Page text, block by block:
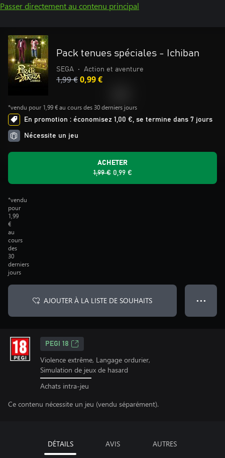
Passer directement au contenu principal
Pack tenues spéciales - Ichiban
SEGA • Action et aventure
1,99 €0,99 €
*vendu pour 1,99 € au cours des 30 derniers jours
En promotion : économisez 1,00 €, se termine dans 7 jours
Nécessite un jeu
ACHETER
1,99 € 0,99 €
*vendu
pour
1,99
€
au
cours
des
30
derniers
jours
AJOUTER À LA LISTE DE SOUHAITS ● ● ●
PEGI 18
Violence extrême, Langage ordurier,
Simulation de jeux de hasard
Achats intra-jeu
Ce contenu nécessite un jeu (vendu séparément).
DÉTAILS AVIS AUTRES